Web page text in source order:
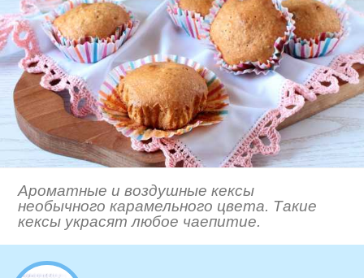
Ароматные и воздушные кексы
необычного карамельного цвета. Такие
кексы украсят любое чаепитие.